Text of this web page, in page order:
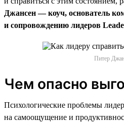
Джансен — коуч, основатель
и сопровождению лидеров
Питер
Чем опасно
Психологические проблемы
на самоощущение и